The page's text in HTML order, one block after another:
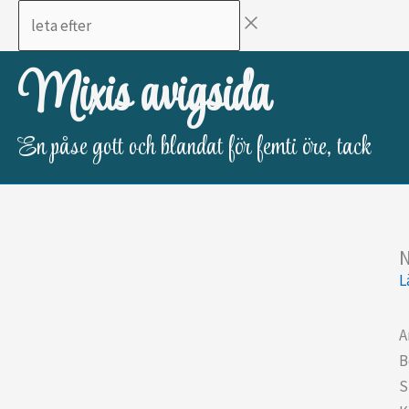
innehåll
efter
Mixis avigsida
En påse gott och blandat för femti öre, tack